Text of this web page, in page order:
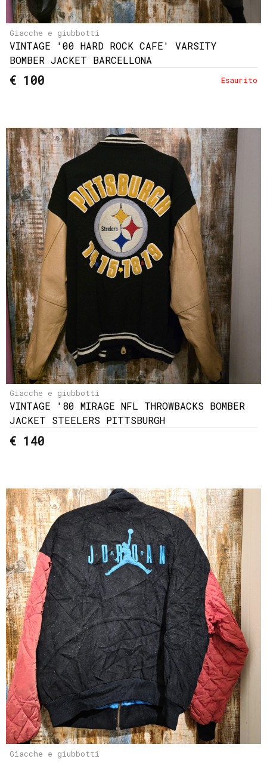
Giacche e giubbotti
VINTAGE '00 HARD ROCK CAFE' VARSITY
BOMBER JACKET BARCELLONA
€ 100 Esaurito
Giacche e giubbotti
VINTAGE '80 MIRAGE NFL THROWBACKS BOMBER
JACKET STEELERS PITTSBURGH
€ 140
Giacche e giubbotti